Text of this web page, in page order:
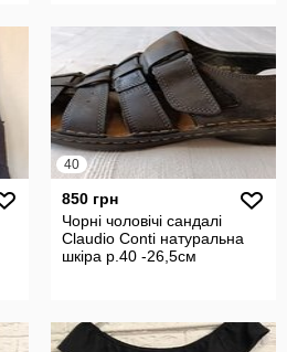
40
850 грн
Чорні чоловічі сандалі
Claudio Conti натуральна
шкіра р.40 -26,5см